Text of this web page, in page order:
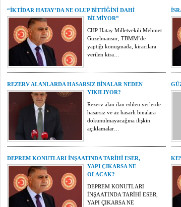
“İKTİDAR HATAY’DA NE OLUP BİTTİĞİNİ DAHİ
BİLMİYOR”
CHP Hatay Milletvekili Mehmet
Güzelmansur, TBMM’de
yaptığı konuşmada, kiracılara
verilen kira…
REZERV ALANLARDA HASARSIZ BİNALAR NEDEN
YIKILIYOR?
Rezerv alan ilan edilen yerlerde
hasarsız ve az hasarlı binalara
dokunulmayacağına ilişkin
açıklamalar…
DEPREM KONUTLARI İNŞAATINDA TARİHİ ESER,
YAPI ÇIKARSA NE
OLACAK?
DEPREM KONUTLARI
İNŞAATINDA TARİHİ ESER,
YAPI ÇIKARSA NE